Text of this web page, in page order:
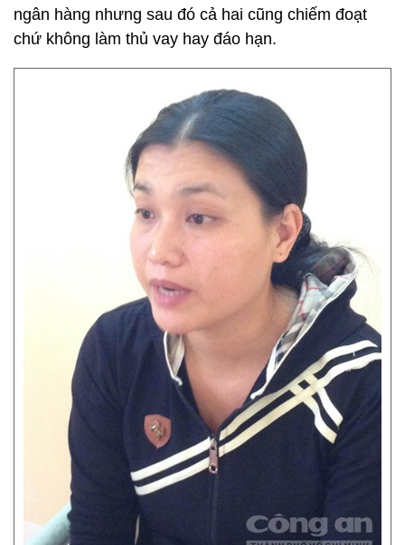
ngân hàng nhưng sau đó cả hai cũng chiếm đoạt
chứ không làm thủ vay hay đáo hạn.